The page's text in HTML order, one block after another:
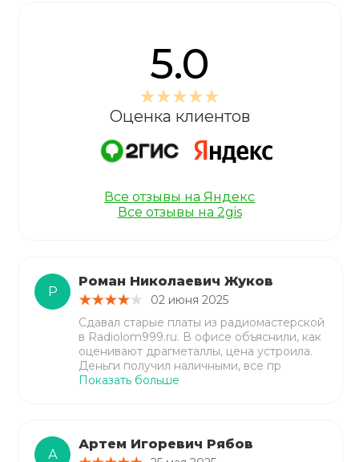
Р
Роман Николаевич Жуков
02 июня 2025
Сдавал старые платы из радиомастерской
в Radiolom999.ru. В офисе объяснили, как
оценивают драгметаллы, цена устроила.
Деньги получил наличными, все пр
Показать больше
А
Артем Игоревич Рябов
5.0
Оценка клиентов
Все отзывы на Яндекс
Все отзывы на 2gis